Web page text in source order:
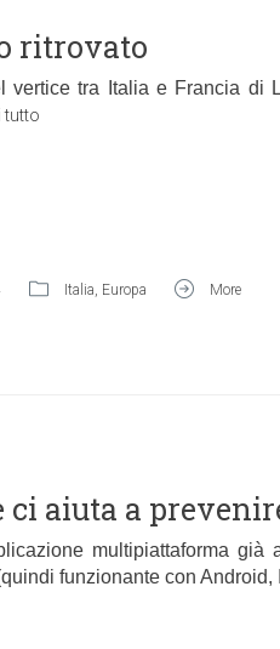
ritrovato
vertice tra Italia e Francia di
tutto
Italia, Europa More
ci aiuta a
multipiattaforma
funzionante con Android,